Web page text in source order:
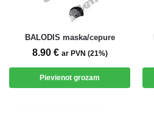
BALODIS maska/cepure
8.90 € ar PVN (21%)
Pievienot grozam